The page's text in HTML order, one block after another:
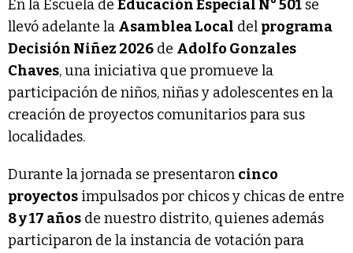
En la Escuela de Educación Especial N° 501 se
llevó adelante la Asamblea Local del programa
Decisión Niñez 2026 de Adolfo Gonzales
Chaves, una iniciativa que promueve la
participación de niños, niñas y adolescentes en la
creación de proyectos comunitarios para sus
localidades.
Durante la jornada se presentaron cinco
proyectos impulsados por chicos y chicas de entre
8 y 17 años de nuestro distrito, quienes además
participaron de la instancia de votación para